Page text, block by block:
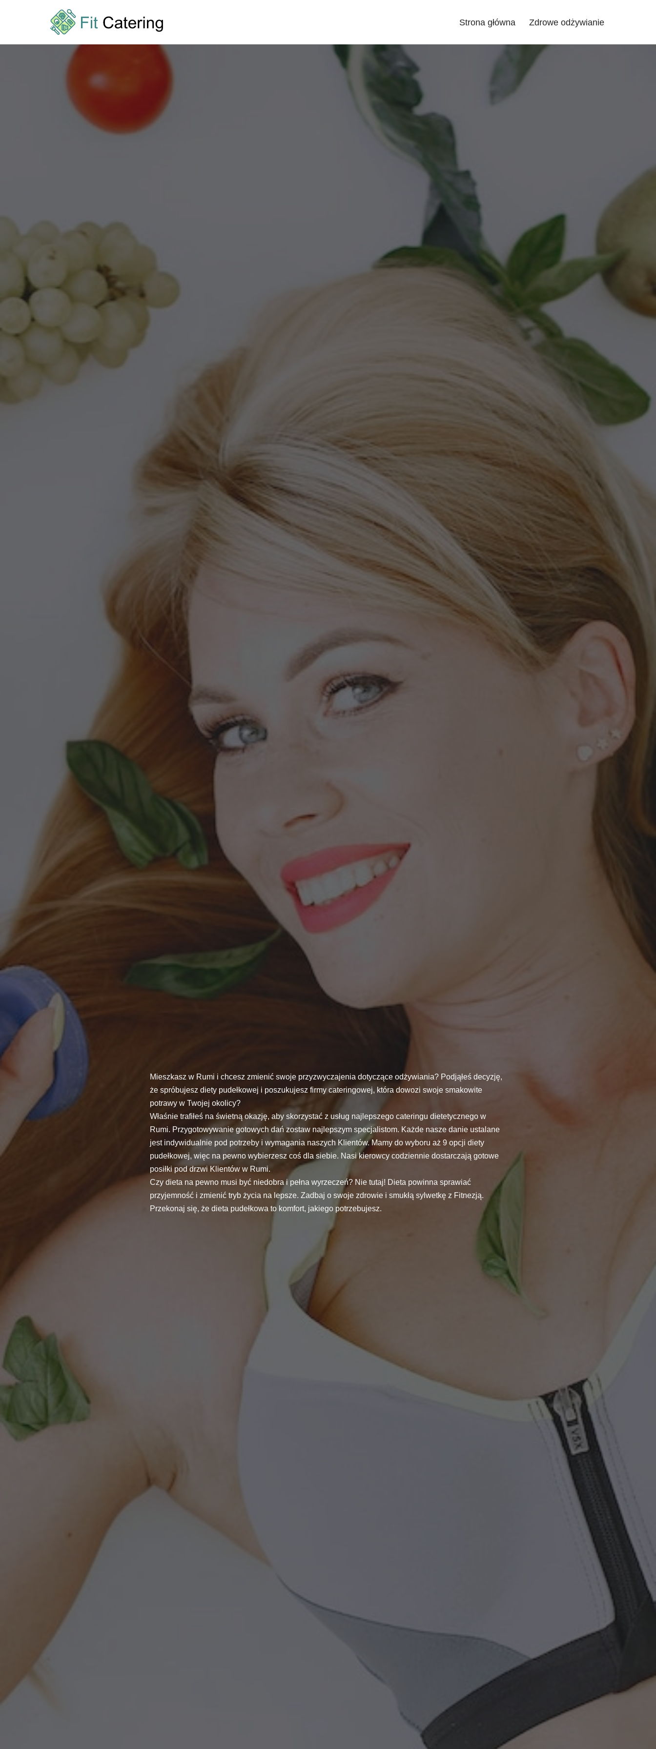
Strona główna Zdrowe odżywianie
Mieszkasz w Rumi i chcesz zmienić swoje przyzwyczajenia dotyczące odżywiania? Podjąłeś decyzję,
że spróbujesz diety pudełkowej i poszukujesz firmy cateringowej, która dowozi swoje smakowite
potrawy w Twojej okolicy?
Właśnie trafiłeś na świetną okazję, aby skorzystać z usług najlepszego cateringu dietetycznego w
Rumi. Przygotowywanie gotowych dań zostaw najlepszym specjalistom. Każde nasze danie ustalane
jest indywidualnie pod potrzeby i wymagania naszych Klientów. Mamy do wyboru aż 9 opcji diety
pudełkowej, więc na pewno wybierzesz coś dla siebie. Nasi kierowcy codziennie dostarczają gotowe
posiłki pod drzwi Klientów w Rumi.
Czy dieta na pewno musi być niedobra i pełna wyrzeczeń? Nie tutaj! Dieta powinna sprawiać
przyjemność i zmienić tryb życia na lepsze. Zadbaj o swoje zdrowie i smukłą sylwetkę z Fitnezją.
Przekonaj się, że dieta pudełkowa to komfort, jakiego potrzebujesz.